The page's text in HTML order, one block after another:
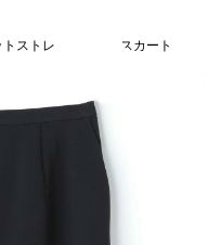
ストレートタイトスカート